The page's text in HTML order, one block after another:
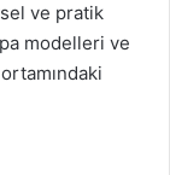
ve pratik
modelleri ve